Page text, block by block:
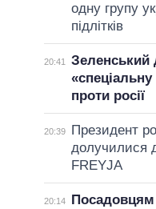
одну групу
підлітків
20:41 Зеленський
проти росії
20:39
Президент
долучилися
FREYJA
20:14